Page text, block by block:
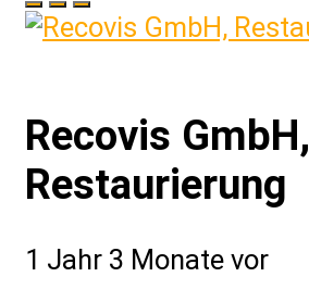
Recovis GmbH,
Restaurierung
1 Jahr 3 Monate vor